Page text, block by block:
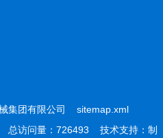
集团有限公司 sitemap.xml
总访问量：726493 技术支持： 制